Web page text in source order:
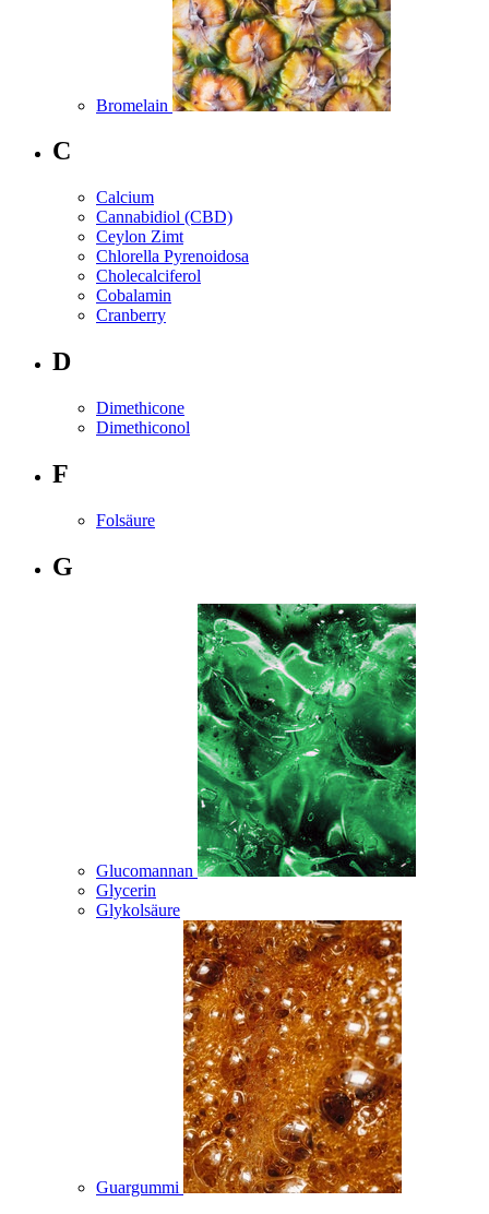
Bromelain
C
Calcium
Cannabidiol (CBD)
Ceylon Zimt
Chlorella Pyrenoidosa
Cholecalciferol
Cobalamin
Cranberry
D
Dimethicone
Dimethiconol
F
Folsäure
G
Glucomannan
Glycerin
Glykolsäure
Guargummi